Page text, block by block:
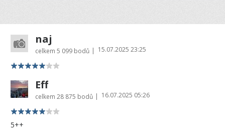
naj
celkem 5 099 bodů | 15.07.2025 23:25
Eff
celkem 28 875 bodů | 16.07.2025 05:26
5++